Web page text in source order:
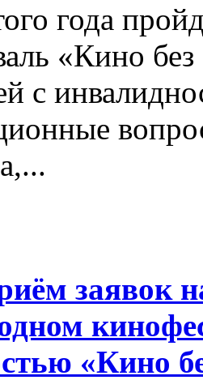
года
«Кино
с
заявок
«Кино